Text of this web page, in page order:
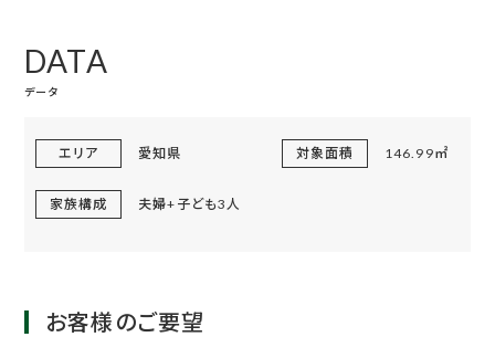
DATA
データ
エリア 愛知県 対象面積 146.99㎡
家族構成 夫婦+子ども3人
お客様のご要望